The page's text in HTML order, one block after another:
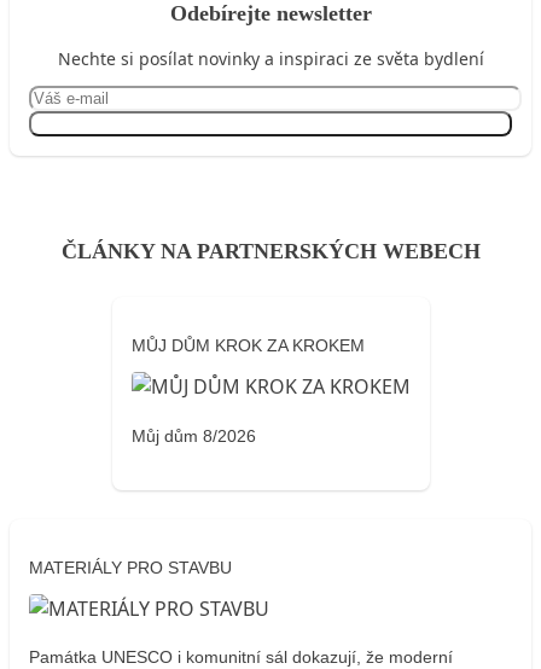
Odebírejte newsletter
Nechte si posílat novinky a inspiraci ze světa bydlení
ČLÁNKY NA PARTNERSKÝCH WEBECH
MŮJ DŮM KROK ZA KROKEM
Můj dům 8/2026
MATERIÁLY PRO STAVBU
Památka UNESCO i komunitní sál dokazují, že moderní